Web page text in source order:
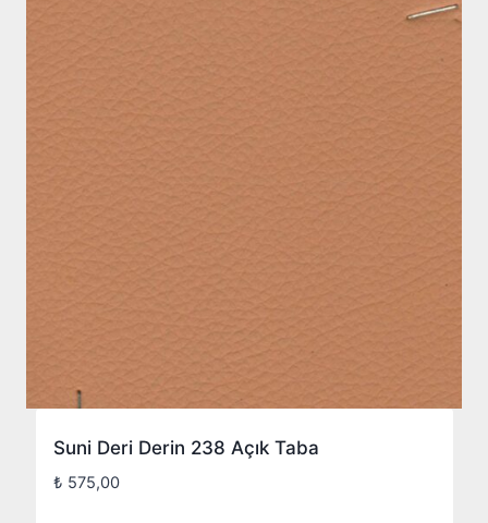
Suni Deri Derin 238 Açık Taba
₺ 575,00